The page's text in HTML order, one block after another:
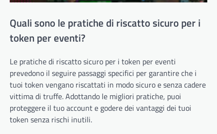
Quali sono le pratiche di riscatto sicuro per i
token per eventi?
Le pratiche di riscatto sicuro per i token per eventi
prevedono il seguire passaggi specifici per garantire che i
tuoi token vengano riscattati in modo sicuro e senza cadere
vittima di truffe. Adottando le migliori pratiche, puoi
proteggere il tuo account e godere dei vantaggi dei tuoi
token senza rischi inutili.